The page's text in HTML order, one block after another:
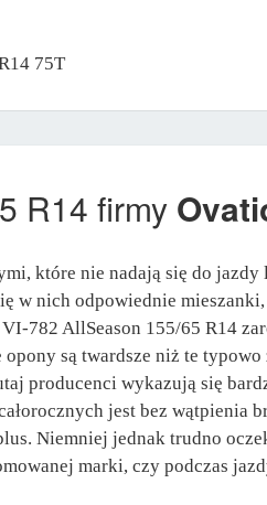
75T
R14 firmy
które nie nadają się do
w nich odpowiednie
782 AllSeason 155/65 R14
są twardsze niż te
producenci wykazują się
jest bez wątpienia
Niemniej jednak trudno
marki, czy podczas